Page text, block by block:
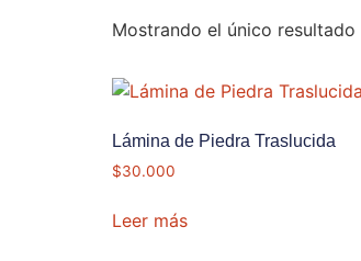
Mostrando el único resultado
Lámina de Piedra Traslucida
$30.000
Leer más